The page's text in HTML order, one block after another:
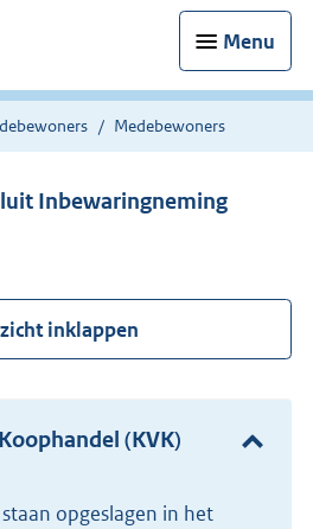
Menu
Medebewoners
Inbewaringneming
inklappen
(KVK)
staan opgeslagen in het